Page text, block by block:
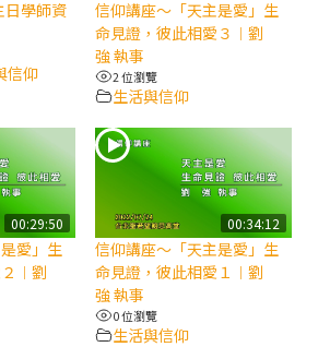
10/10【萬物讚頌頌歌 – 太陽與生態音
】紀念聖方濟與已逝教宗方濟各（上）
結)黃敏正主教帶你做【將臨期避靜】—
的「新生命」：利他與內化
黃敏正主教帶你做【將臨期避靜】—耶穌
成人與人同在＝「厄瑪努爾」
黃敏正主教帶你做【將臨期避靜】—耶穌
人間，需要人的「接納」
日學師資
信仰
信仰講座～「天主是愛」生
命見證，彼此相愛３︱劉
強 執事
2 位瀏覽
生活與信仰
00:29:50
愛」生
２︱劉
00:34:12
信仰講座～「天主是愛」生
命見證，彼此相愛１︱劉
強 執事
0 位瀏覽
生活與信仰